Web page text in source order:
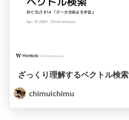
ざっくり理解するベクトル検索
chimuichimu